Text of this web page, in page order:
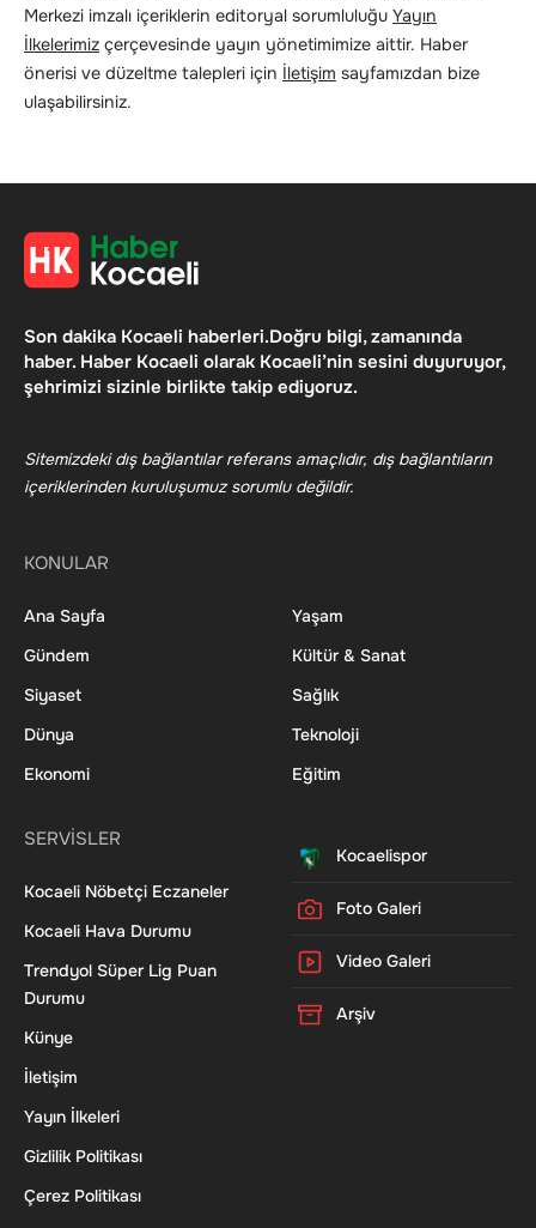
Merkezi imzalı içeriklerin editoryal sorumluluğu Yayın
İlkelerimiz çerçevesinde yayın yönetimimize aittir. Haber
önerisi ve düzeltme talepleri için İletişim sayfamızdan bize
ulaşabilirsiniz.
Son dakika Kocaeli haberleri.Doğru bilgi, zamanında
haber. Haber Kocaeli olarak Kocaeli’nin sesini duyuruyor,
şehrimizi sizinle birlikte takip ediyoruz.
Sitemizdeki dış bağlantılar referans amaçlıdır, dış bağlantıların
içeriklerinden kuruluşumuz sorumlu değildir.
KONULAR
Ana Sayfa
Gündem
Siyaset
Dünya
Ekonomi
Yaşam
Kültür & Sanat
Sağlık
Teknoloji
Eğitim
SERVİSLER
Kocaeli Nöbetçi Eczaneler
Kocaeli Hava Durumu
Trendyol Süper Lig Puan
Durumu
Künye
İletişim
Yayın İlkeleri
Gizlilik Politikası
Çerez Politikası
Kocaelispor
Foto Galeri
Video Galeri
Arşiv